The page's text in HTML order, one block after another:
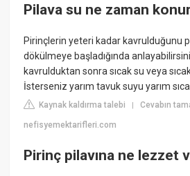
Pilava su ne zaman
Pirinçlerin yeteri kadar kavrulduğunu
dökülmeye başladığında
kavrulduktan sonra sıcak su veya
İsterseniz yarım tavuk suyu yarım
Kaynak kaldırma talebi |Cevabın
nefisyemektarifleri.com
Pirinç pilavına ne lezzet